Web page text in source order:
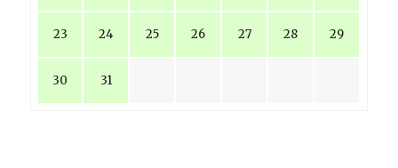
23 24 25 26 27 28 29
30 31